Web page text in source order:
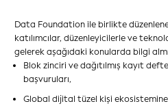
Data Foundation ile birlikte
katılımcılar, düzenleyicilerle ve
gelerek aşağıdaki konularda bilgi
Blok zinciri ve dağıtılmış kayıt
başvuruları,
Global dijital tüzel kişi ekosistemine